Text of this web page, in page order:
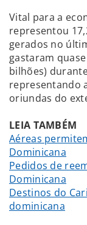
Vital para a
representou
gerados no
gastaram
bilhões)
representando
oriundas do
LEIA TAMBÉM
Aéreas
Dominicana
Pedidos de
Dominicana
Destinos do
dominicana